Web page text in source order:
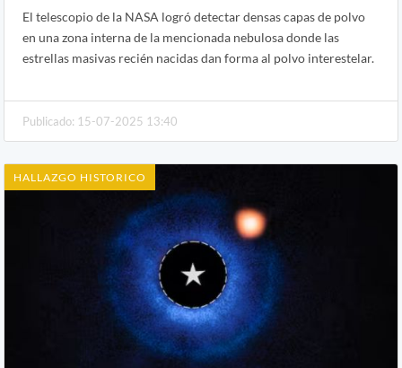
El telescopio de la NASA logró detectar densas capas de polvo
en una zona interna de la mencionada nebulosa donde las
estrellas masivas recién nacidas dan forma al polvo interestelar.
Publicado: 15-07-2025 13:40
HALLAZGO HISTORICO